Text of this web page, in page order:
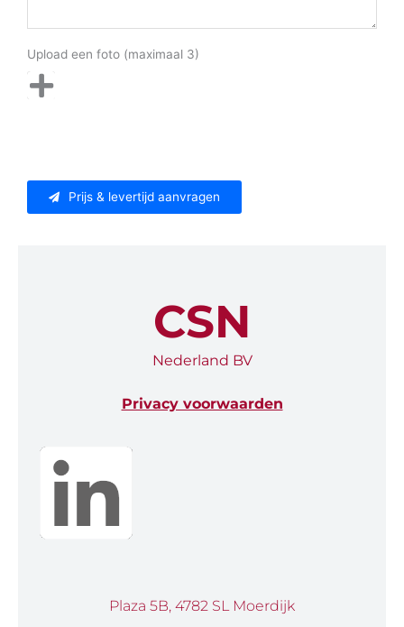
Upload een foto (maximaal 3)
Prijs & levertijd aanvragen
CSN
Nederland BV
Privacy voorwaarden
Plaza 5B, 4782 SL Moerdijk